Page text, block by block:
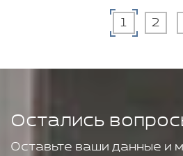
1 2
Остались
Оставьте ваши данные и